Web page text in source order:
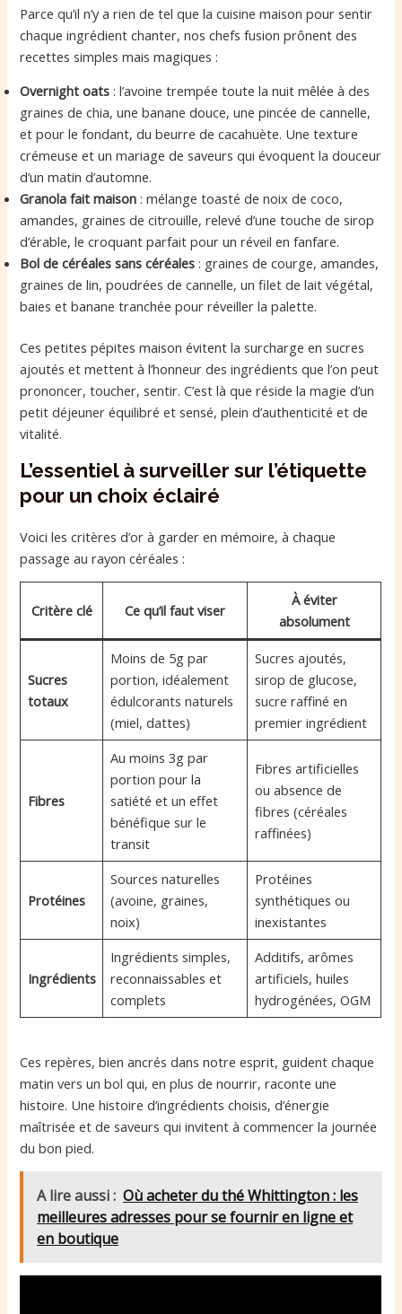
Parce qu’il n’y a rien de tel que la cuisine maison pour sentir
chaque ingrédient chanter, nos chefs fusion prônent des
recettes simples mais magiques :
Overnight oats : l’avoine trempée toute la nuit mêlée à des
graines de chia, une banane douce, une pincée de cannelle,
et pour le fondant, du beurre de cacahuète. Une texture
crémeuse et un mariage de saveurs qui évoquent la douceur
d’un matin d’automne.
Granola fait maison : mélange toasté de noix de coco,
amandes, graines de citrouille, relevé d’une touche de sirop
d’érable, le croquant parfait pour un réveil en fanfare.
Bol de céréales sans céréales : graines de courge, amandes,
graines de lin, poudrées de cannelle, un filet de lait végétal,
baies et banane tranchée pour réveiller la palette.
Ces petites pépites maison évitent la surcharge en sucres
ajoutés et mettent à l’honneur des ingrédients que l’on peut
prononcer, toucher, sentir. C’est là que réside la magie d’un
petit déjeuner équilibré et sensé, plein d’authenticité et de
vitalité.
L’essentiel à surveiller sur l’étiquette
pour un choix éclairé
Voici les critères d’or à garder en mémoire, à chaque
passage au rayon céréales :
Critère clé Ce qu’il faut viser
À éviter
absolument
Sucres
totaux
Moins de 5g par
portion, idéalement
édulcorants naturels
(miel, dattes)
Sucres ajoutés,
sirop de glucose,
sucre raffiné en
premier ingrédient
Fibres
Au moins 3g par
portion pour la
satiété et un effet
bénéfique sur le
transit
Fibres artificielles
ou absence de
fibres (céréales
raffinées)
Protéines
Sources naturelles
(avoine, graines,
noix)
Protéines
synthétiques ou
inexistantes
Ingrédients
Ingrédients simples,
reconnaissables et
complets
Additifs, arômes
artificiels, huiles
hydrogénées, OGM
Ces repères, bien ancrés dans notre esprit, guident chaque
matin vers un bol qui, en plus de nourrir, raconte une
histoire. Une histoire d’ingrédients choisis, d’énergie
maîtrisée et de saveurs qui invitent à commencer la journée
du bon pied.
A lire aussi : Où acheter du thé Whittington : les
meilleures adresses pour se fournir en ligne et
en boutique